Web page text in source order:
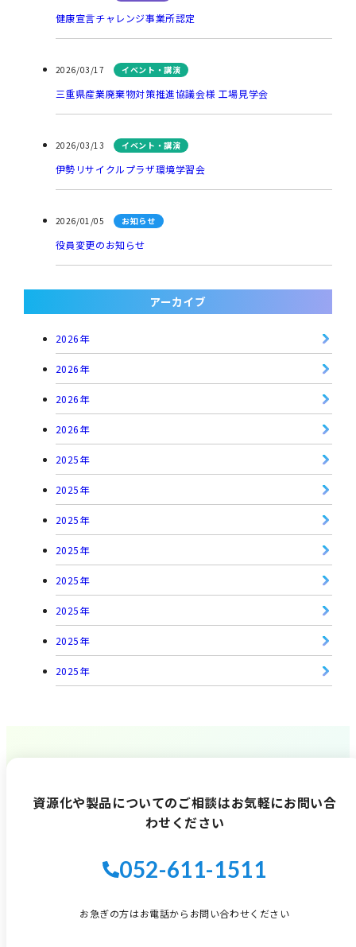
健康宣言チャレンジ事業所認定
2026/03/17 イベント・講演
三重県産業廃棄物対策推進協議会様 工場見学会
2026/03/13 イベント・講演
伊勢リサイクルプラザ環境学習会
2026/01/05 お知らせ
役員変更のお知らせ
アーカイブ
2026年
2026年
2026年
2026年
2025年
2025年
2025年
2025年
2025年
2025年
2025年
2025年
資源化や製品についてのご相談はお気軽にお問い合
わせください
052-611-1511
お急ぎの方はお電話からお問い合わせください